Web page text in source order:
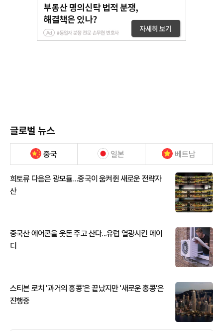
글로벌 뉴스
중국 일본 베트남
희토류 다음은 광모듈…중국이 움켜쥔 새로운 전략자
산
중국산 에어콘을 웃돈 주고 산다...유럽 열광시킨 메이
디
스티븐 로치 '과거의 홍콩'은 끝났지만 '새로운 홍콩'은
진행중